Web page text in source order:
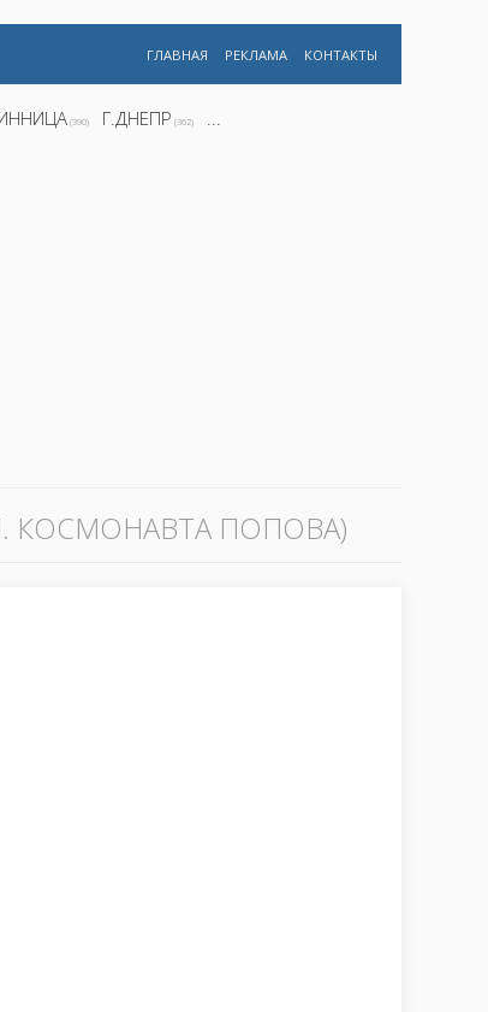
ГЛАВНАЯ РЕКЛАМА КОНТАКТЫ
(390) Г.ДНЕПР (362) ...
КОСМОНАВТА ПОПОВА)